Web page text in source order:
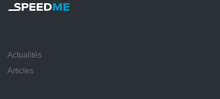
Actualités
Articles